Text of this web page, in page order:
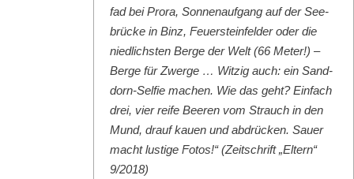
fad bei Pro­ra, Son­nenauf­gang auf der See­
brücke in Binz, Feuer­ste­in­felder oder die
niedlich­sten Berge der Welt (66 Meter!) –
Berge für Zwerge … Witzig auch: ein Sand­
dorn-Self­ie machen. Wie das geht? Ein­fach
drei, vier reife Beeren vom Strauch in den
Mund, drauf kauen und abdrück­en. Sauer
macht lustige Fotos!“ (Zeitschrift „Eltern“
9/2018)